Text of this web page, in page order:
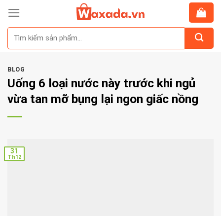
Skip
content
BLOG
Uống 6 loại nước này trước khi ngủ
vừa tan mỡ bụng lại ngon giấc nồng
31
Th12